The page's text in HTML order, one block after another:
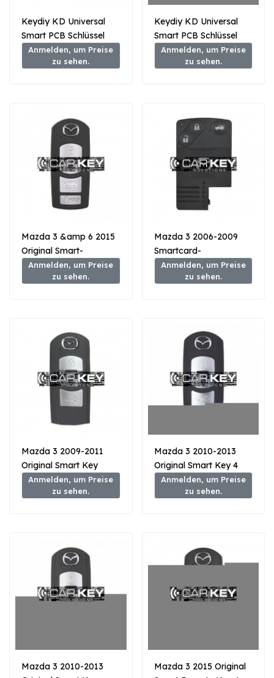
Keydiy KD Universal
Smart PCB Schlüssel
3+1 Tasten Mazda Typ
Anmelden, um Preise
zu sehen.
Keydiy KD Universal
Smart PCB Schlüssel
4+1 Tasten Mazda Typ
Anmelden, um Preise
zu sehen.
Mazda 3 &amp 6 2015
Original Smart-
Fernschlüssel 4 Tasten
315 MHz GJY9-67-5DY
Anmelden, um Preise
zu sehen.
Mazda 3 2006-2009
Smartcard-
Fernbedienung 3 Tasten
433 MHz BRYH-67-
Anmelden, um Preise
zu sehen.
Mazda 3 2009-2011
Original Smart Key
Fernbedienung 3 Tasten
433MHz BDY1-67-5RYA
Anmelden, um Preise
zu sehen.
Mazda 3 2010-2013
Original Smart Key 4
Tasten mit Kofferraum
315 MHz BBY2-67-5RY
Anmelden, um Preise
zu sehen.
Mazda 3 2010-2013
Mazda 3 2015 Original